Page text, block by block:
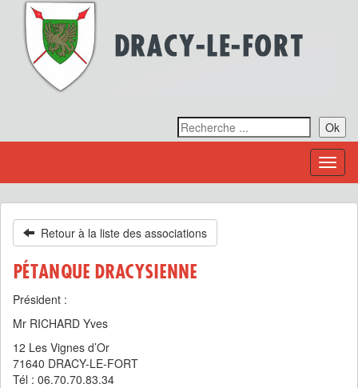
Ok
Retour à la liste des associations
PÉTANQUE DRACYSIENNE
Président :
Mr RICHARD Yves
12 Les Vignes d’Or
71640 DRACY-LE-FORT
Tél : 06.70.70.83.34